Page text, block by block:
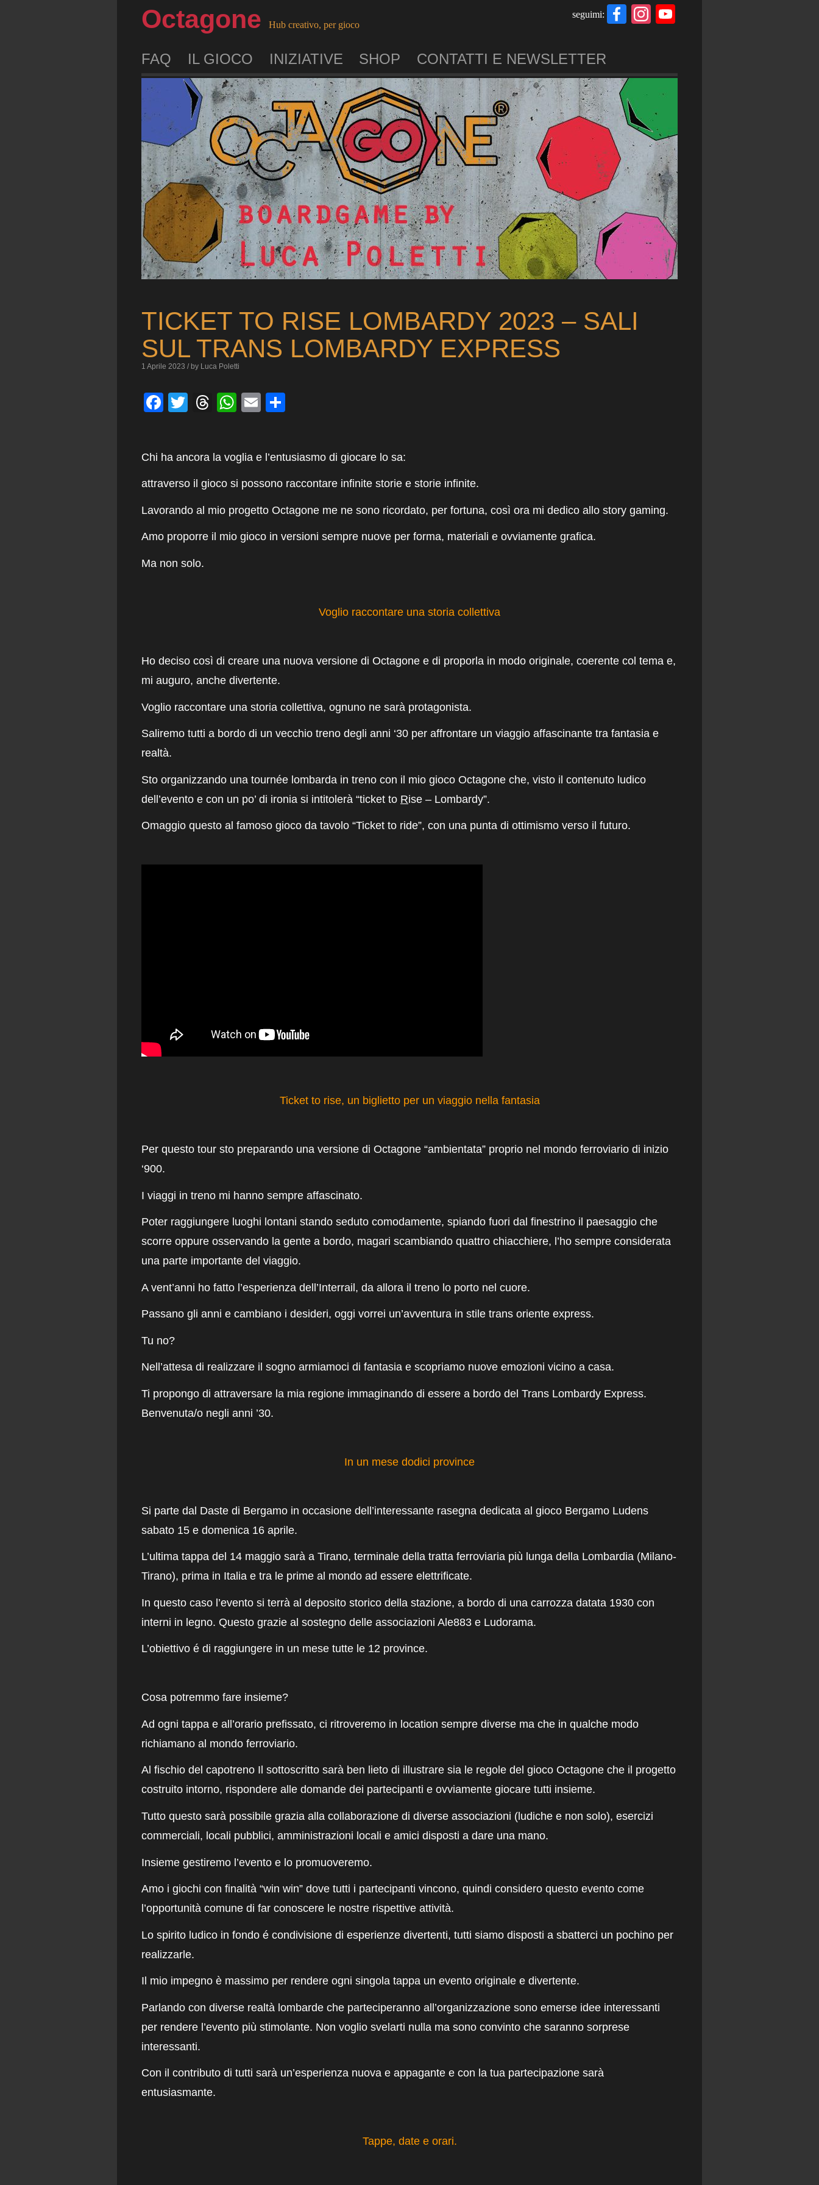
Octagone Hub creativo, per gioco
seguimi: Facebook
Instagram
FAQ IL GIOCO INIZIATIVE SHOP CONTATTI E NEWSLETTER
TICKET TO RISE LOMBARDY 2023 – SALI
SUL TRANS LOMBARDY EXPRESS
1 Aprile 2023 / by Luca Poletti
Facebook
Twitter
Threads
WhatsApp
Email
Chi ha ancora la voglia e l’entusiasmo di giocare lo sa:
attraverso il gioco si possono raccontare infinite storie e storie infinite.
Lavorando al mio progetto Octagone me ne sono ricordato, per fortuna, così ora mi dedico allo story gaming.
Amo proporre il mio gioco in versioni sempre nuove per forma, materiali e ovviamente grafica.
Ma non solo.
Voglio raccontare una storia collettiva
Ho deciso così di creare una nuova versione di Octagone e di proporla in modo originale, coerente col tema e,
mi auguro, anche divertente.
Voglio raccontare una storia collettiva, ognuno ne sarà protagonista.
Saliremo tutti a bordo di un vecchio treno degli anni ‘30 per affrontare un viaggio affascinante tra fantasia e
realtà.
Sto organizzando una tournée lombarda in treno con il mio gioco Octagone che, visto il contenuto ludico
dell’evento e con un po’ di ironia si intitolerà “ticket to Rise – Lombardy”.
Omaggio questo al famoso gioco da tavolo “Ticket to ride”, con una punta di ottimismo verso il futuro.
Ticket to rise, un biglietto per un viaggio nella fantasia
Per questo tour sto preparando una versione di Octagone “ambientata” proprio nel mondo ferroviario di inizio
‘900.
I viaggi in treno mi hanno sempre affascinato.
Poter raggiungere luoghi lontani stando seduto comodamente, spiando fuori dal finestrino il paesaggio che
scorre oppure osservando la gente a bordo, magari scambiando quattro chiacchiere, l’ho sempre considerata
una parte importante del viaggio.
A vent’anni ho fatto l’esperienza dell’Interrail, da allora il treno lo porto nel cuore.
Passano gli anni e cambiano i desideri, oggi vorrei un’avventura in stile trans oriente express.
Tu no?
Nell’attesa di realizzare il sogno armiamoci di fantasia e scopriamo nuove emozioni vicino a casa.
Ti propongo di attraversare la mia regione immaginando di essere a bordo del Trans Lombardy Express.
Benvenuta/o negli anni ’30.
In un mese dodici province
Si parte dal Daste di Bergamo in occasione dell’interessante rasegna dedicata al gioco Bergamo Ludens
sabato 15 e domenica 16 aprile.
L’ultima tappa del 14 maggio sarà a Tirano, terminale della tratta ferroviaria più lunga della Lombardia (Milano-
Tirano), prima in Italia e tra le prime al mondo ad essere elettrificate.
In questo caso l’evento si terrà al deposito storico della stazione, a bordo di una carrozza datata 1930 con
interni in legno. Questo grazie al sostegno delle associazioni Ale883 e Ludorama.
L’obiettivo é di raggiungere in un mese tutte le 12 province.
Cosa potremmo fare insieme?
Ad ogni tappa e all’orario prefissato, ci ritroveremo in location sempre diverse ma che in qualche modo
richiamano al mondo ferroviario.
Al fischio del capotreno Il sottoscritto sarà ben lieto di illustrare sia le regole del gioco Octagone che il progetto
costruito intorno, rispondere alle domande dei partecipanti e ovviamente giocare tutti insieme.
Tutto questo sarà possibile grazia alla collaborazione di diverse associazioni (ludiche e non solo), esercizi
commerciali, locali pubblici, amministrazioni locali e amici disposti a dare una mano.
Insieme gestiremo l’evento e lo promuoveremo.
Amo i giochi con finalità “win win” dove tutti i partecipanti vincono, quindi considero questo evento come
l’opportunità comune di far conoscere le nostre rispettive attività.
Lo spirito ludico in fondo é condivisione di esperienze divertenti, tutti siamo disposti a sbatterci un pochino per
realizzarle.
Il mio impegno è massimo per rendere ogni singola tappa un evento originale e divertente.
Parlando con diverse realtà lombarde che parteciperanno all’organizzazione sono emerse idee interessanti
per rendere l’evento più stimolante. Non voglio svelarti nulla ma sono convinto che saranno sorprese
interessanti.
Con il contributo di tutti sarà un’esperienza nuova e appagante e con la tua partecipazione sarà
entusiasmante.
Tappe, date e orari.